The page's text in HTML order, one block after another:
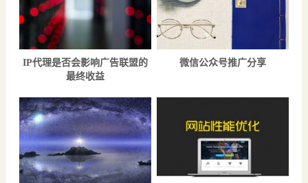
IP代理是否会影响广告联盟的
最终收益
微信公众号推广​分享